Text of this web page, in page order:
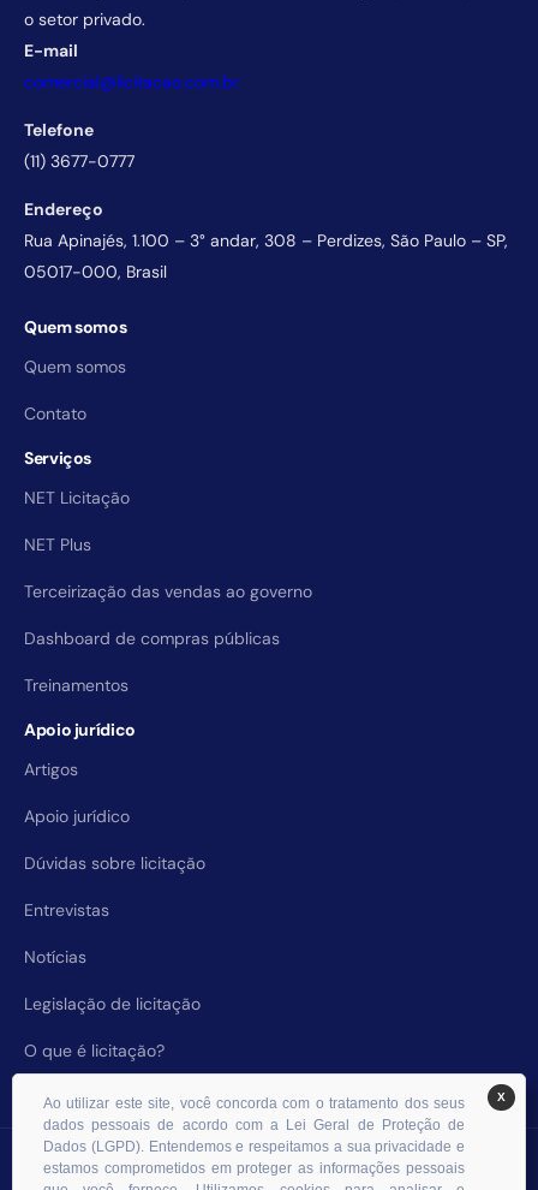
o setor privado.
E-mail
comercial@licitacao.com.br
Telefone
(11) 3677-0777
Endereço
Rua Apinajés, 1.100 – 3° andar, 308 – Perdizes, São Paulo – SP,
05017-000, Brasil
Quem somos
Quem somos
Contato
Serviços
NET Licitação
NET Plus
Terceirização das vendas ao governo
Dashboard de compras públicas
Treinamentos
Apoio jurídico
Artigos
Apoio jurídico
Dúvidas sobre licitação
Entrevistas
Notícias
Legislação de licitação
O que é licitação?
© 2026 RHS Licitações. Todos os direitos reservados.
X
Ao utilizar este site, você concorda com o tratamento dos seus
dados pessoais de acordo com a Lei Geral de Proteção de
Dados (LGPD). Entendemos e respeitamos a sua privacidade e
estamos comprometidos em proteger as informações pessoais